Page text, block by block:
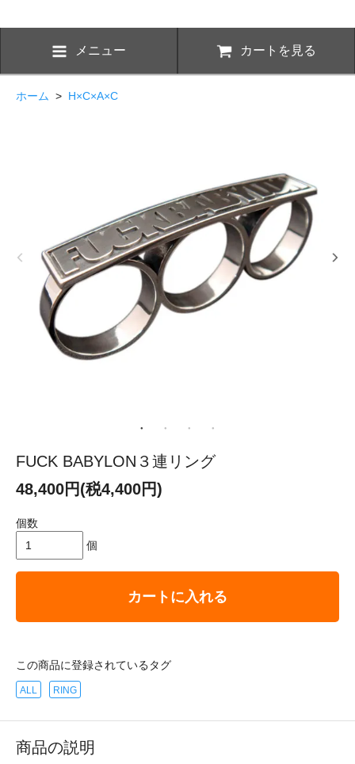
メニュー カートを見る
ホーム > H×C×A×C
FUCK BABYLON３連リング
48,400円(税4,400円)
個数
個
カートに入れる
この商品に登録されているタグ
ALL RING
商品の説明